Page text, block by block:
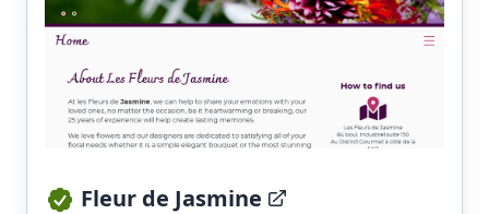
Fleur de Jasmine